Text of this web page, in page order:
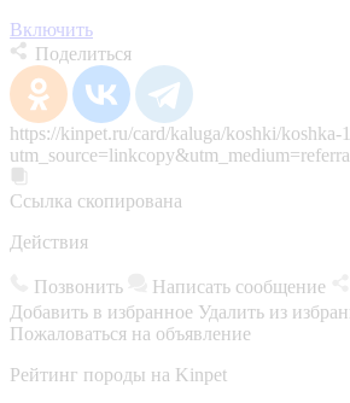
Включить
Поделиться
https://kinpet.ru/card/kaluga/koshki/koshka-
Ссылка скопирована
Действия
Позвонить Написать сообщение
Добавить в избранное Удалить из
Пожаловаться на объявление
Рейтинг породы на Kinpet